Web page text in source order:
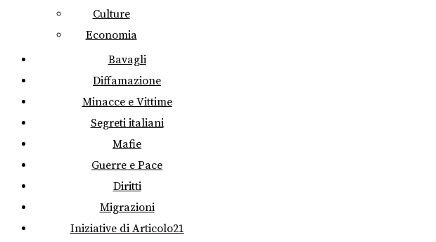
Culture
Economia
Bavagli
Diffamazione
Minacce e Vittime
Segreti italiani
Mafie
Guerre e Pace
Diritti
Migrazioni
Iniziative di Articolo21